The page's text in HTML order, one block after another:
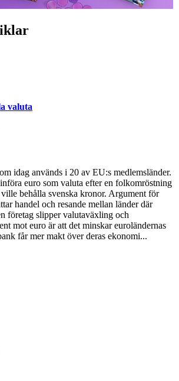
valuta
idag används i 20 av EU:s medlemsländer.
euro som valuta efter en folkomröstning
behålla svenska kronor. Argument för
handel och resande mellan länder där
företag slipper valutaväxling och
mot euro är att det minskar euroländernas
får mer makt över deras ekonomi...